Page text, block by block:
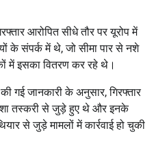
आरोपित सीधे तौर पर यूरोप में
के संपर्क में थे, जो सीमा पार से नशे
में इसका वितरण कर रहे थे।
गई जानकारी के अनुसार, गिरफ्तार
तस्करी से जुड़े हुए थे और इनके
से जुड़े मामलों में कार्रवाई हो चुकी